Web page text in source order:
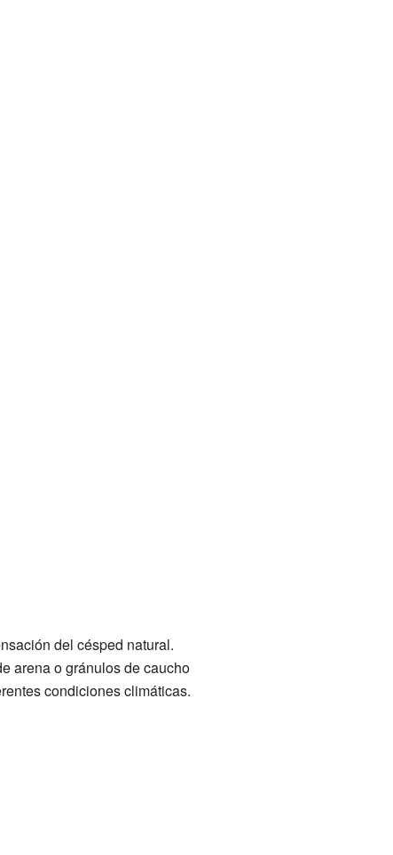
del césped natural.
arena o gránulos de caucho
condiciones climáticas.